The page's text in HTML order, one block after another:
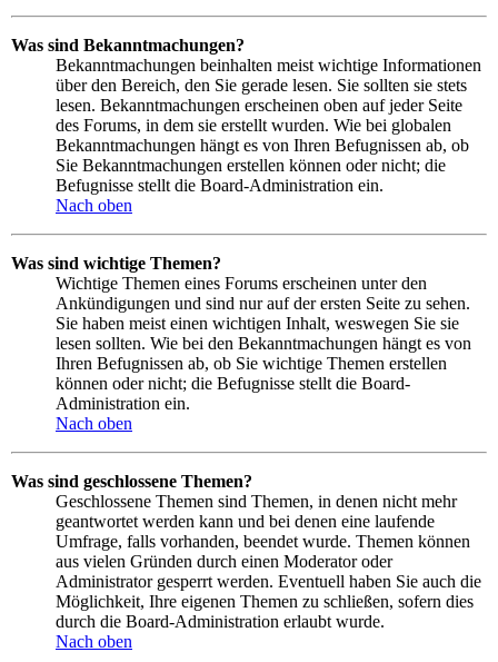
Was sind Bekanntmachungen?
Bekanntmachungen beinhalten meist wichtige Informationen
über den Bereich, den Sie gerade lesen. Sie sollten sie stets
lesen. Bekanntmachungen erscheinen oben auf jeder Seite
des Forums, in dem sie erstellt wurden. Wie bei globalen
Bekanntmachungen hängt es von Ihren Befugnissen ab, ob
Sie Bekanntmachungen erstellen können oder nicht; die
Befugnisse stellt die Board-Administration ein.
Nach oben
Was sind wichtige Themen?
Wichtige Themen eines Forums erscheinen unter den
Ankündigungen und sind nur auf der ersten Seite zu sehen.
Sie haben meist einen wichtigen Inhalt, weswegen Sie sie
lesen sollten. Wie bei den Bekanntmachungen hängt es von
Ihren Befugnissen ab, ob Sie wichtige Themen erstellen
können oder nicht; die Befugnisse stellt die Board-
Administration ein.
Nach oben
Was sind geschlossene Themen?
Geschlossene Themen sind Themen, in denen nicht mehr
geantwortet werden kann und bei denen eine laufende
Umfrage, falls vorhanden, beendet wurde. Themen können
aus vielen Gründen durch einen Moderator oder
Administrator gesperrt werden. Eventuell haben Sie auch die
Möglichkeit, Ihre eigenen Themen zu schließen, sofern dies
durch die Board-Administration erlaubt wurde.
Nach oben